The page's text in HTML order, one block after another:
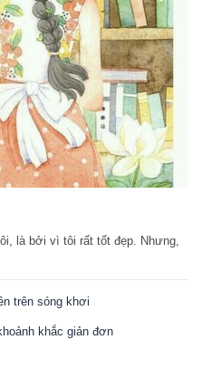
là bởi vì tôi rất tốt đẹp. Nhưng,
trên sóng khơi
khắc giản đơn